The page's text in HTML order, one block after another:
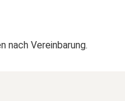
nach Vereinbarung.